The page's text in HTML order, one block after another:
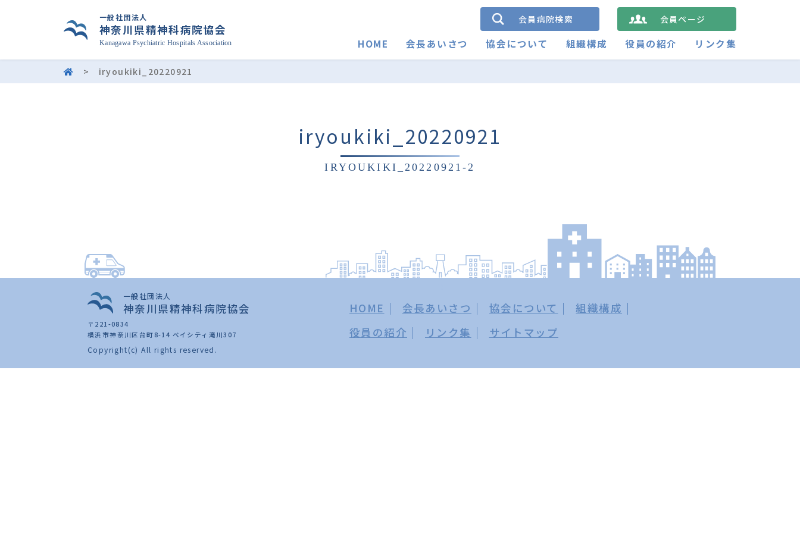
一般社団法人
神奈川県精神科病院協会
Kanagawa Psychiatric Hospitals Association
会員病院検索 会員ページ
HOME 会長あいさつ 協会について 組織構成 役員の紹介 リンク集
> iryoukiki_20220921
iryoukiki_20220921
IRYOUKIKI_20220921-2
一般社団法人
神奈川県精神科病院協会
〒221-0834
横浜市神奈川区台町8-14 ベイシティ滝川307
Copyright(c) All rights reserved.
HOME 会長あいさつ 協会について
組織構成
役員の紹介
リンク集 サイトマップ